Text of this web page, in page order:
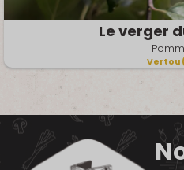
Le verger
Vertou